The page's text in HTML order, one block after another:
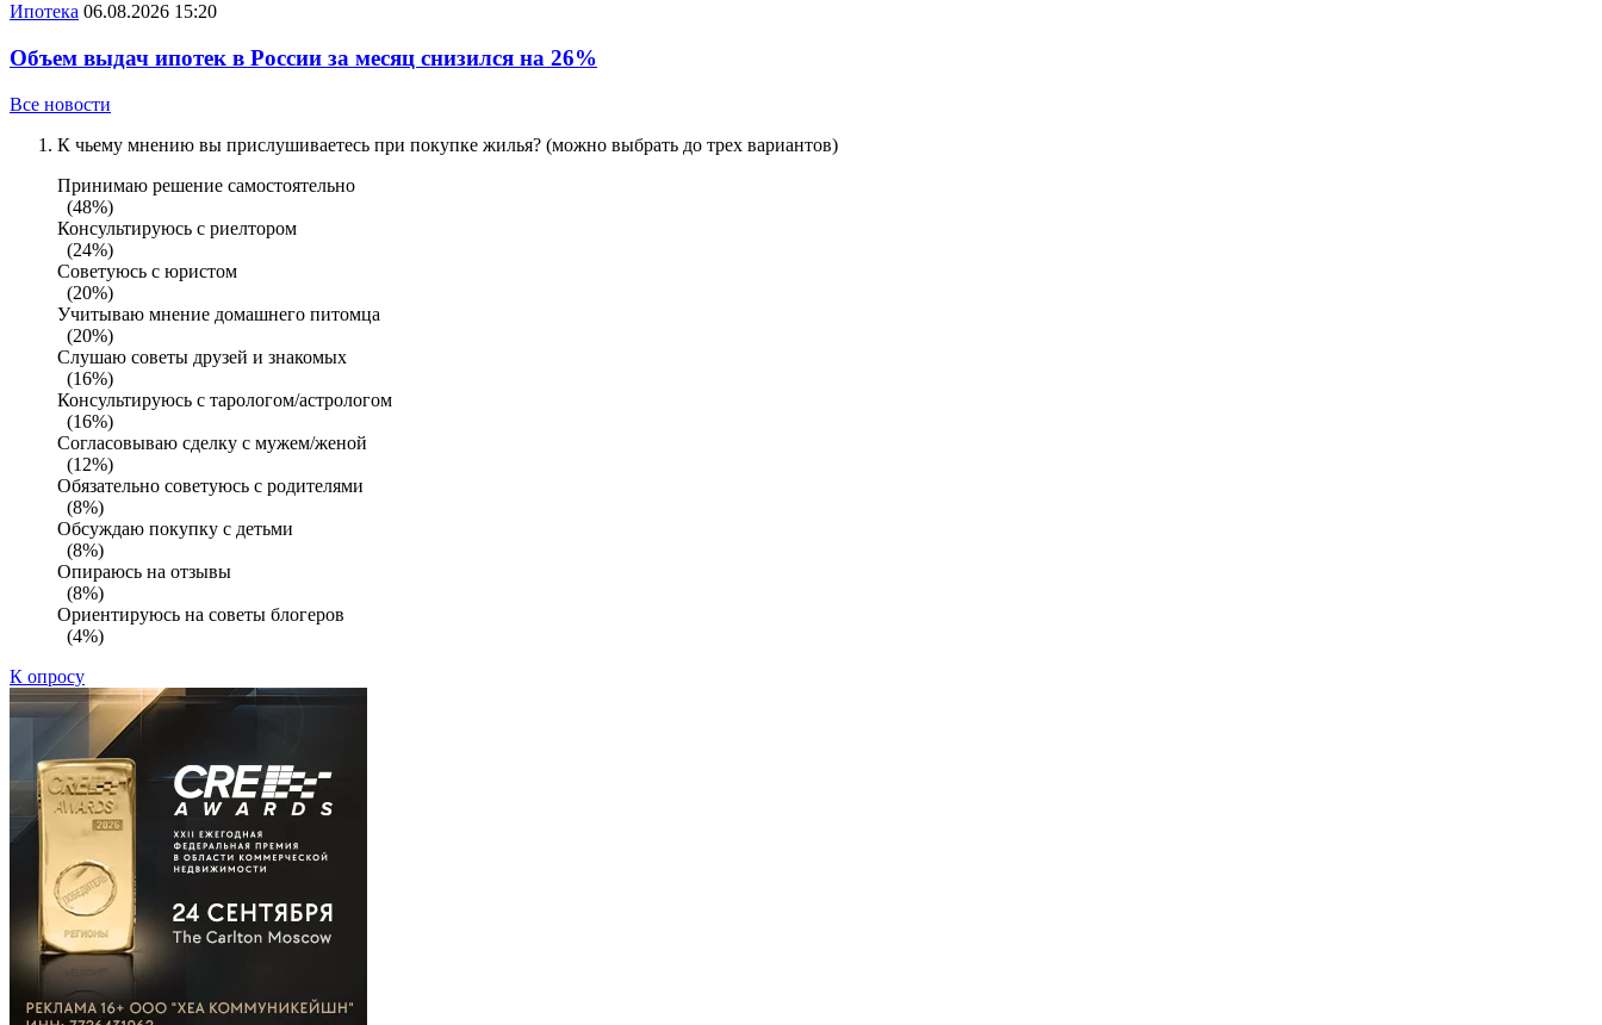
Ипотека 06.08.2026 15:20
Объем выдач ипотек в России за месяц снизился на 26%
Все новости
К чьему мнению вы прислушиваетесь при покупке жилья? (можно выбрать до трех вариантов)
Принимаю решение самостоятельно
(48%)
Консультируюсь с риелтором
(24%)
Советуюсь с юристом
(20%)
Учитываю мнение домашнего питомца
(20%)
Слушаю советы друзей и знакомых
(16%)
Консультируюсь с тарологом/астрологом
(16%)
Согласовываю сделку с мужем/женой
(12%)
Обязательно советуюсь с родителями
(8%)
Обсуждаю покупку с детьми
(8%)
Опираюсь на отзывы
(8%)
Ориентируюсь на советы блогеров
(4%)
К опросу